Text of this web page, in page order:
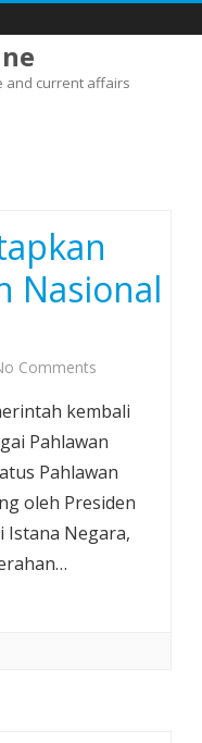
and current affairs
Nasional
Comments
Tetapkan
Tujuh
Pahlawan
Nasional
Baru
kembali
Pahlawan
Pahlawan
oleh Presiden
Istana Negara,